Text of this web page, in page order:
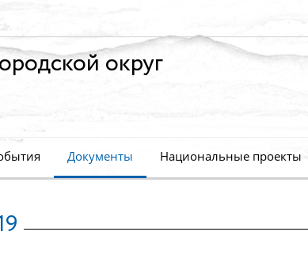
округ
Документы Национальные проекты